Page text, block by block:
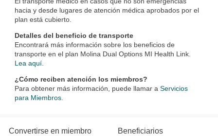
hacia y desde lugares de atención médica aprobados por el
plan está cubierto.
Detalles del beneficio de transporte
Encontrará más información sobre los beneficios de
transporte en el plan Molina Dual Options MI Health Link.
Lea aquí.
¿Cómo reciben atención los miembros?
Para obtener más información, puede llamar a Servicios
para Miembros.
Convertirse en miembro Beneficiarios